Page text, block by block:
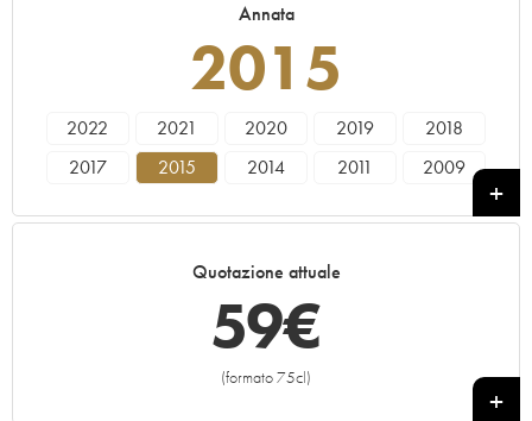
Annata
2015
2022 2021 2020 2019
2018
2017
2015 2014 2011
2009
Quotazione attuale
59€
(formato 75cl)
+